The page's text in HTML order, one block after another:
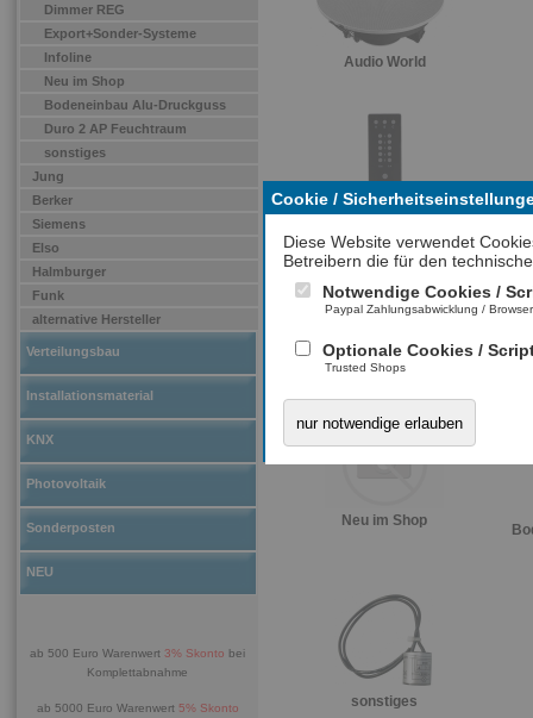
Cookie /
Diese Website verwendet
Betreibern die für den
Notwendige Cookies /
Paypal Zahlungsabwicklung /
Optionale Cookies /
Trusted Shops
nur notwendige erlauben
Dimmer REG
Export+Sonder-Systeme
Infoline
Neu im Shop
Bodeneinbau Alu-Druckguss
Duro 2 AP Feuchtraum
sonstiges
Jung
Berker
Siemens
Elso
Halmburger
Funk
alternative Hersteller
Verteilungsbau
Installationsmaterial
KNX
Photovoltaik
Sonderposten
NEU
ab 500 Euro Warenwert 3% Skonto bei
Komplettabnahme
ab 5000 Euro Warenwert 5% Skonto
Audio World
Dimmer REG
Neu im Shop
sonstiges